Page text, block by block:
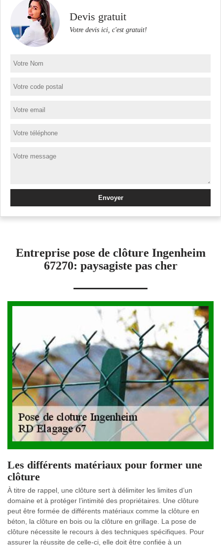
Devis gratuit
Votre devis ici, c'est gratuit!
Entreprise pose de clôture Ingenheim
67270: paysagiste pas cher
Les différents matériaux pour former une
clôture
À titre de rappel, une clôture sert à délimiter les limites d’un
domaine et à protéger l’intimité des propriétaires. Une clôture
peut être formée de différents matériaux comme la clôture en
béton, la clôture en bois ou la clôture en grillage. La pose de
clôture nécessite le recours à des techniques spécifiques. Pour
assurer la réussite de celle-ci, elle doit être confiée à un